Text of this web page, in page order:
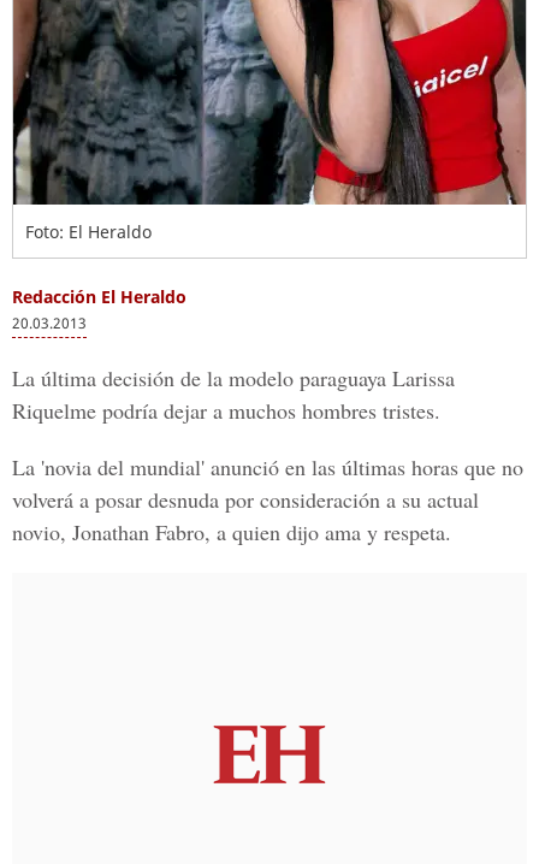
Foto: El Heraldo
Redacción El Heraldo
20.03.2013
La última decisión de la modelo paraguaya Larissa
Riquelme podría dejar a muchos hombres tristes.
La 'novia del mundial' anunció en las últimas horas que no
volverá a posar desnuda por consideración a su actual
novio, Jonathan Fabro, a quien dijo ama y respeta.